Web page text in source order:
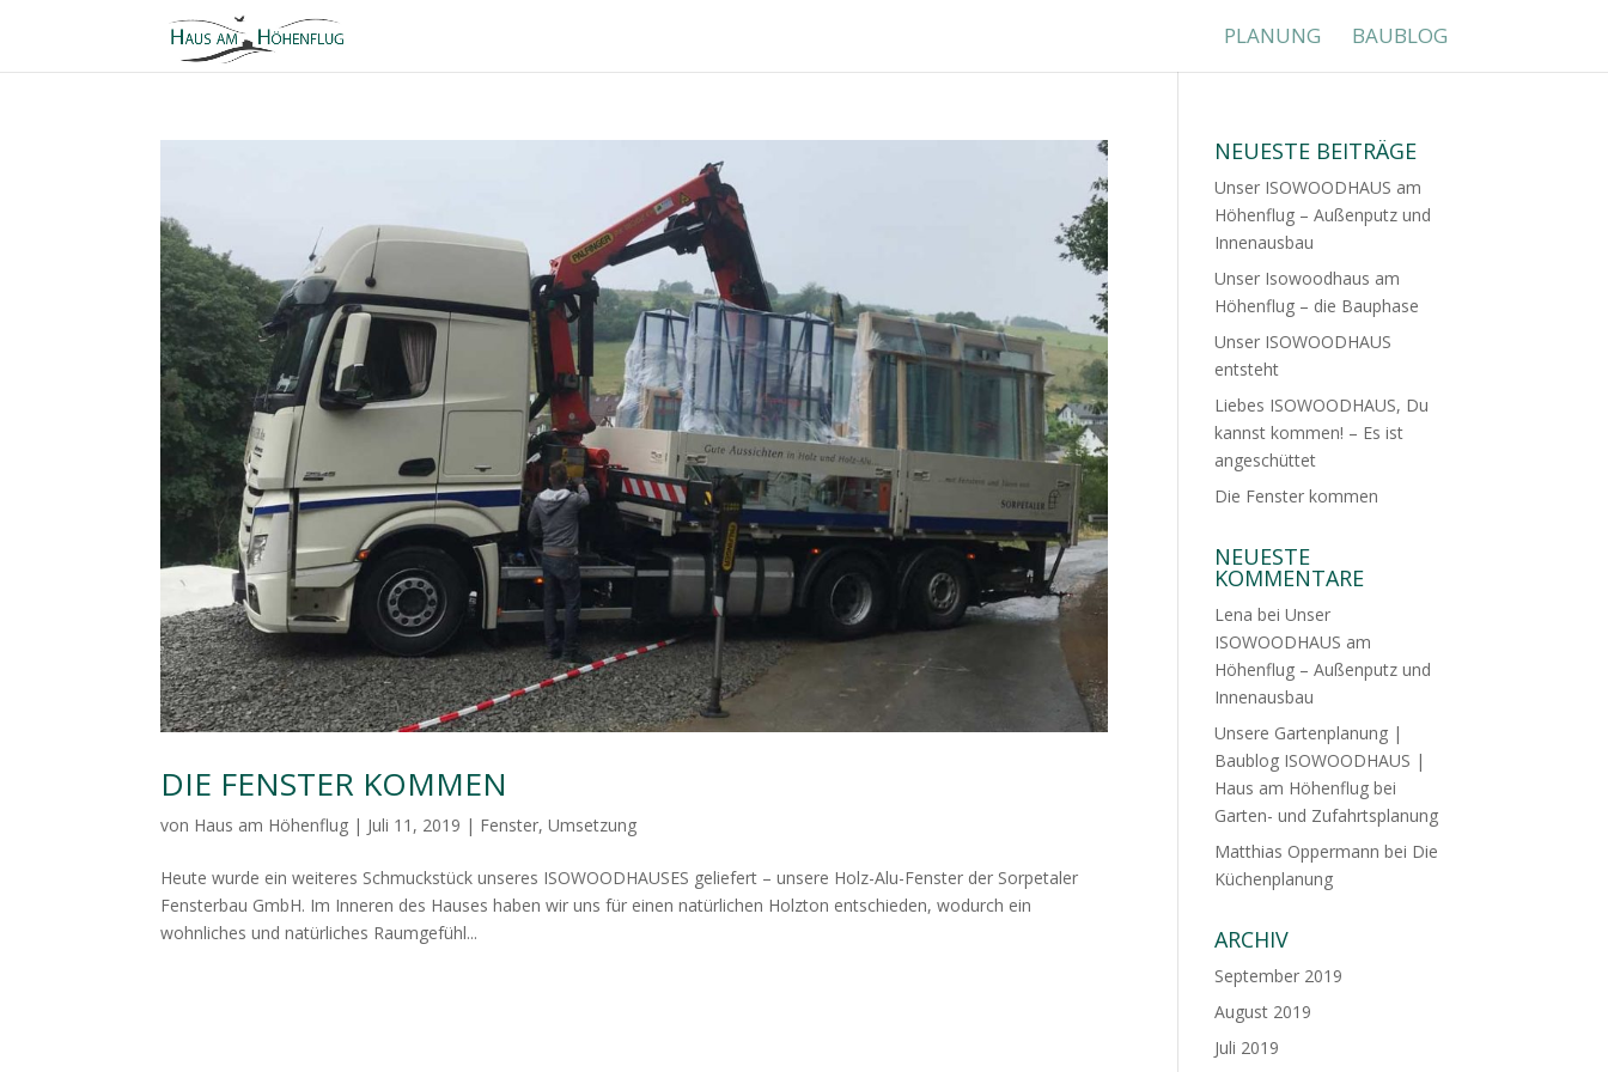
PLANUNG BAUBLOG
DIE FENSTER KOMMEN
von Haus am Höhenflug | Juli 11, 2019 | Fenster,Umsetzung
Heute wurde ein weiteres Schmuckstück unseres ISOWOODHAUSES geliefert – unsere Holz-Alu-Fenster der Sorpetaler
Fensterbau GmbH. Im Inneren des Hauses haben wir uns für einen natürlichen Holzton entschieden, wodurch ein
wohnliches und natürliches Raumgefühl...
NEUESTE BEITRÄGE
Unser ISOWOODHAUS am
Höhenflug – Außenputz und
Innenausbau
Unser Isowoodhaus am
Höhenflug – die Bauphase
Unser ISOWOODHAUS
entsteht
Liebes ISOWOODHAUS, Du
kannst kommen! – Es ist
angeschüttet
Die Fenster kommen
NEUESTE
KOMMENTARE
Lena beiUnser
ISOWOODHAUS am
Höhenflug – Außenputz und
Innenausbau
Unsere Gartenplanung |
Baublog ISOWOODHAUS |
Haus am Höhenflug bei
Garten- und Zufahrtsplanung
Matthias Oppermann bei Die
Küchenplanung
ARCHIV
September 2019
August 2019
Juli 2019